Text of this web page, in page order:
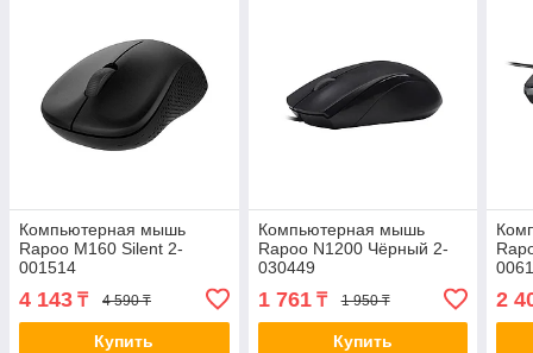
Компьютерная мышь
Rapoo M160 Silent 2-
001514
4 143 ₸ 4 590 ₸
Купить
Компьютерная мышь
Rapoo N1200 Чёрный 2-
030449
1 761₸ 1 950 ₸
Купить
2